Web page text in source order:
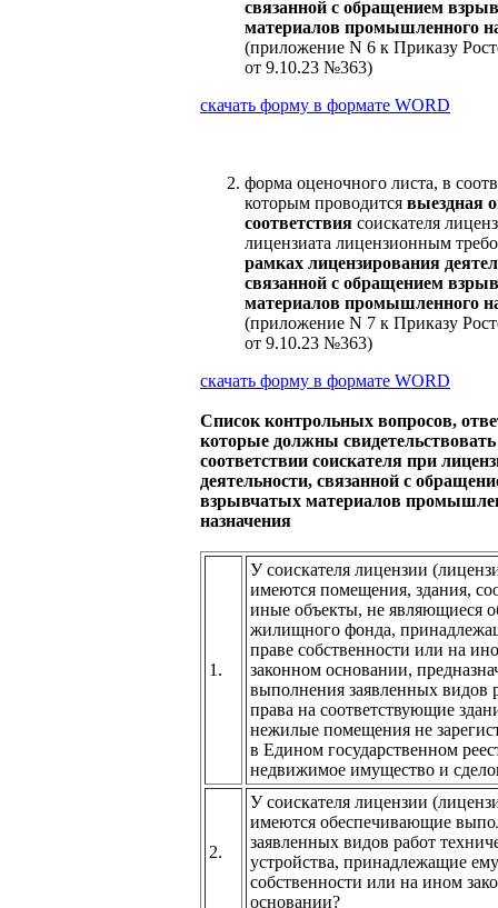
связанной с обращением
материалов промышленного
(приложение N 6 к Приказу
от 9.10.23 №363)
скачать форму в формате WORD
форма оценочного листа, в
которым проводится выездная
соответствия соискателя
лицензиата лицензионным
рамках лицензирования
связанной с обращением
материалов промышленного
(приложение N 7 к Приказу
от 9.10.23 №363)
скачать форму в формате WORD
Список контрольных вопросов,
которые должны свидетельствовать
соответствии соискателя при
деятельности, связанной с
взрывчатых материалов
назначения
1.
У соискателя лицензии
имеются помещения, здания,
иные объекты, не являющиеся
жилищного фонда,
праве собственности или на
законном основании,
выполнения заявленных видов
права на соответствующие
нежилые помещения не
в Едином государственном
недвижимое имущество и
2.
У соискателя лицензии
имеются обеспечивающие
заявленных видов работ
устройства, принадлежащие
собственности или на ином
основании?